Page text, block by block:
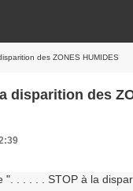
des ZONES HUMIDES
disparition des